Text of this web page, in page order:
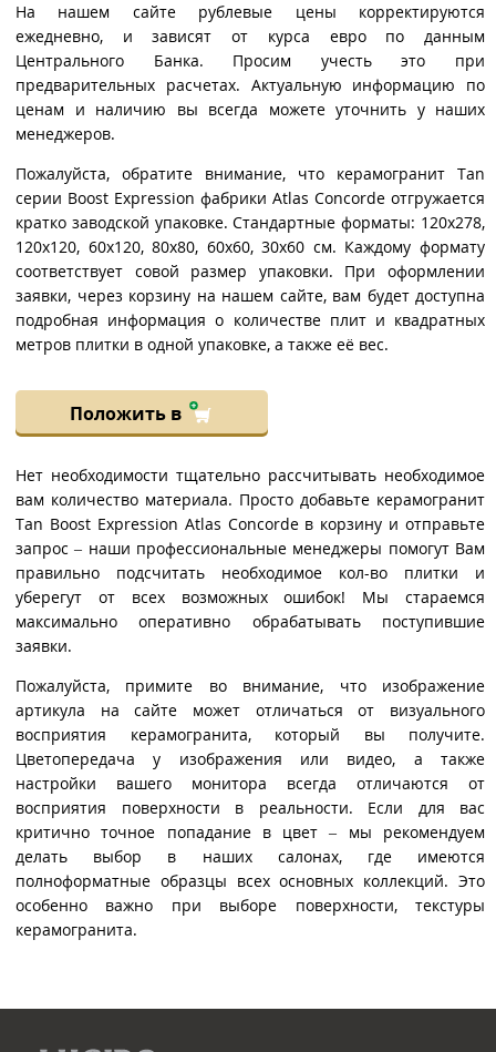
На нашем сайте рублевые цены корректируются
ежедневно, и зависят от курса евро по данным
Центрального Банка. Просим учесть это при
предварительных расчетах. Актуальную информацию по
ценам и наличию вы всегда можете уточнить у наших
менеджеров.
Пожалуйста, обратите внимание, что керамогранит Tan
серии Boost Expression фабрики Atlas Concorde отгружается
кратко заводской упаковке. Стандартные форматы: 120x278,
120x120, 60x120, 80x80, 60x60, 30x60 см. Каждому формату
соответствует совой размер упаковки. При оформлении
заявки, через корзину на нашем сайте, вам будет доступна
подробная информация о количестве плит и квадратных
метров плитки в одной упаковке, а также её вес.
Положить в
Нет необходимости тщательно рассчитывать необходимое
вам количество материала. Просто добавьте керамогранит
Tan Boost Expression Atlas Concorde в корзину и отправьте
запрос – наши профессиональные менеджеры помогут Вам
правильно подсчитать необходимое кол-во плитки и
уберегут от всех возможных ошибок! Мы стараемся
максимально оперативно обрабатывать поступившие
заявки.
Пожалуйста, примите во внимание, что изображение
артикула на сайте может отличаться от визуального
восприятия керамогранита, который вы получите.
Цветопередача у изображения или видео, а также
настройки вашего монитора всегда отличаются от
восприятия поверхности в реальности. Если для вас
критично точное попадание в цвет – мы рекомендуем
делать выбор в наших салонах, где имеются
полноформатные образцы всех основных коллекций. Это
особенно важно при выборе поверхности, текстуры
керамогранита.